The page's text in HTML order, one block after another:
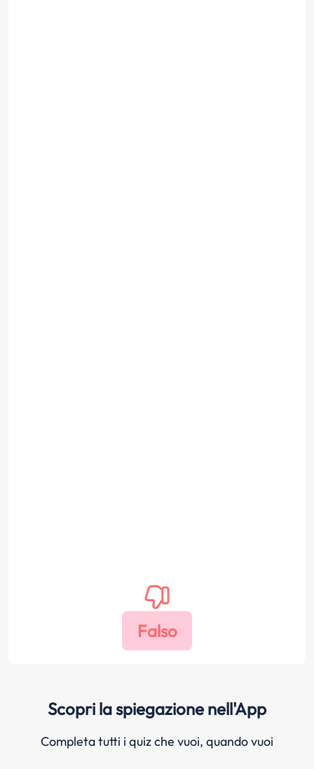
Scopri la spiegazione nell'App
Completa tutti i quiz che vuoi, quando vuoi